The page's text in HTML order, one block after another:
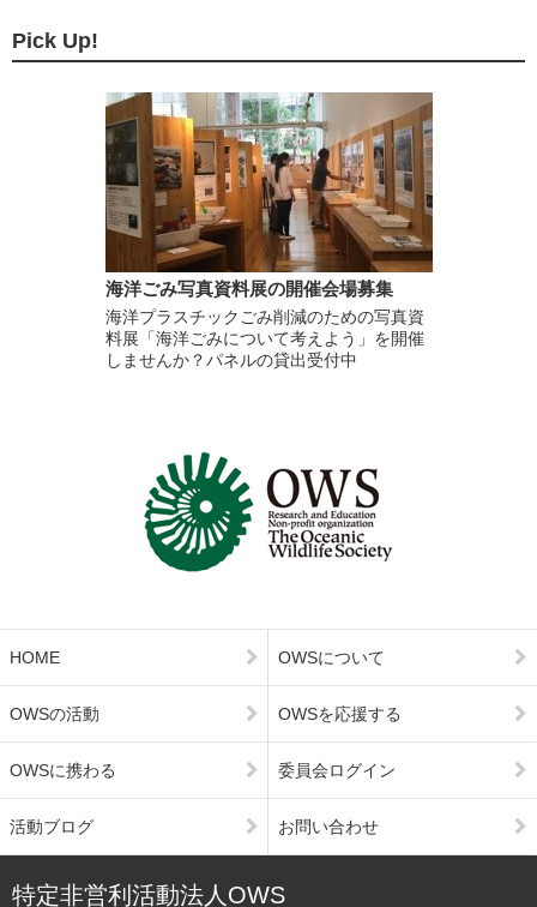
Pick Up!
海洋ごみ写真資料展の開催会場募集
海洋プラスチックごみ削減のための写真資
料展「海洋ごみについて考えよう」を開催
しませんか？パネルの貸出受付中
HOME
OWSの活動
OWSに携わる
活動ブログ
OWSについて
OWSを応援する
委員会ログイン
お問い合わせ
特定非営利活動法人OWS